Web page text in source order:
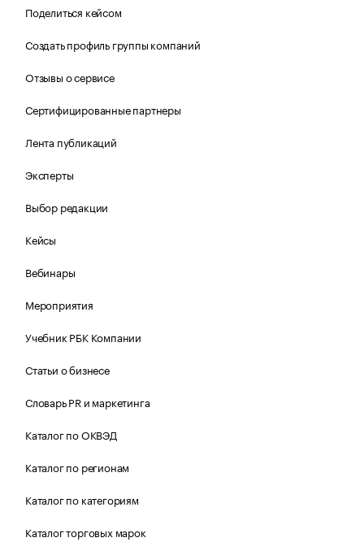
Поделиться кейсом
Создать профиль группы компаний
Отзывы о сервисе
Сертифицированные партнеры
Лента публикаций
Эксперты
Выбор редакции
Кейсы
Вебинары
Мероприятия
Учебник РБК Компании
Статьи о бизнесе
Словарь PR и маркетинга
Каталог по ОКВЭД
Каталог по регионам
Каталог по категориям
Каталог торговых марок